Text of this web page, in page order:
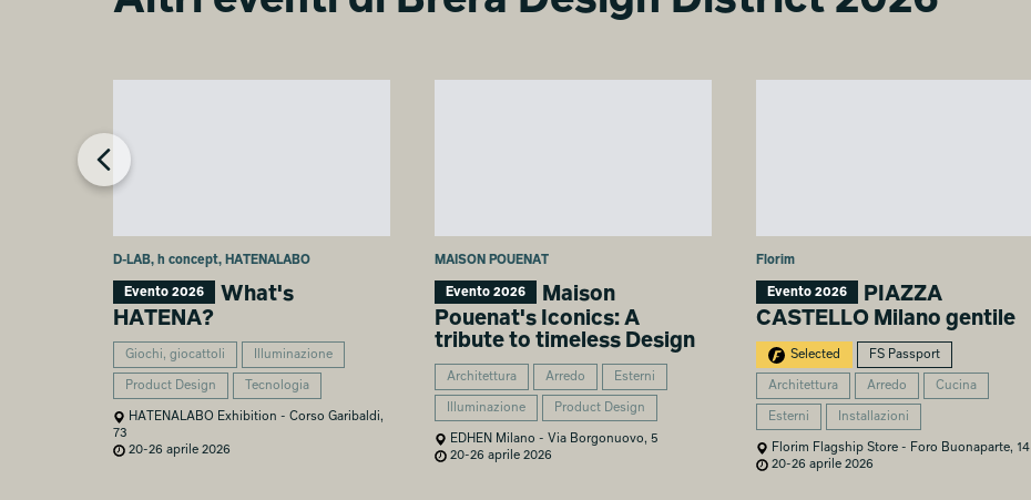
D-LAB, h concept, HATENALABO
Evento 2026
What's
HATENA?
Giochi, giocattoli Illuminazione
Product Design Tecnologia
HATENALABO Exhibition - Corso Garibaldi,
73
20-26 aprile 2026
MAISON POUENAT
Evento 2026
Maison
Pouenat's Iconics: A
tribute to timeless Design
Architettura Arredo Esterni
Illuminazione Product Design
EDHEN Milano - Via Borgonuovo, 5
20-26 aprile 2026
Florim
Evento 2026
PIAZZA
CASTELLO Milano gentile
Selected FS Passport
Architettura Arredo Cucina
Esterni Installazioni
Florim Flagship Store - Foro Buonaparte, 14
20-26 aprile 2026